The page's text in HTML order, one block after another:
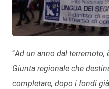
“Ad un anno dal terremoto,
Giunta regionale che
completare, dopo i fondi